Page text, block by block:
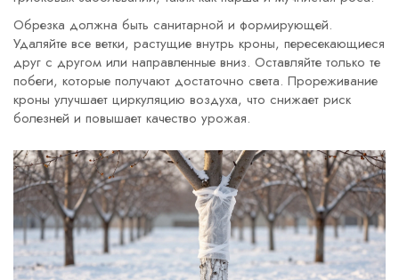
Обрезка должна быть санитарной и формирующей.
Удаляйте все ветки, растущие внутрь кроны, пересекающиеся
друг с другом или направленные вниз. Оставляйте только те
побеги, которые получают достаточно света. Прореживание
кроны улучшает циркуляцию воздуха, что снижает риск
болезней и повышает качество урожая.